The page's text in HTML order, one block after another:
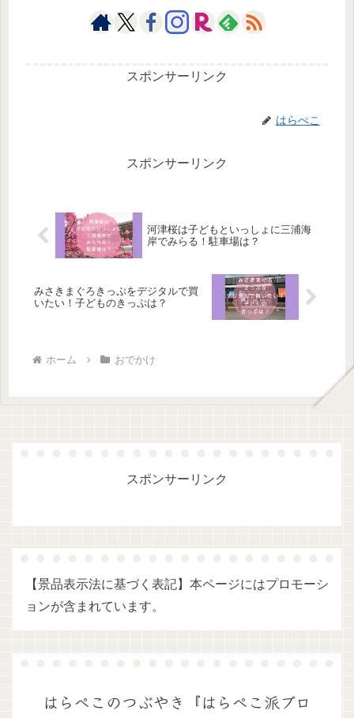
スポンサーリンク
はらぺこ
スポンサーリンク
河津桜は子どもといっしょに三浦海
岸でみらる！駐車場は？
みさきまぐろきっぷをデジタルで買
いたい！子どものきっぷは？
ホーム おでかけ
スポンサーリンク
【景品表示法に基づく表記】本ページにはプロモーシ
ョンが含まれています。
はらぺこのつぶやき『はらぺこ派ブロ